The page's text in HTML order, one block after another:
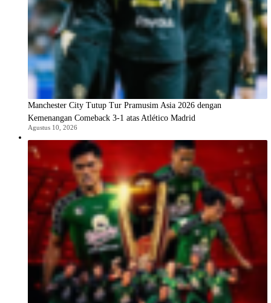
Manchester City Tutup Tur Pramusim Asia 2026 dengan
Kemenangan Comeback 3-1 atas Atlético Madrid
Agustus 10, 2026